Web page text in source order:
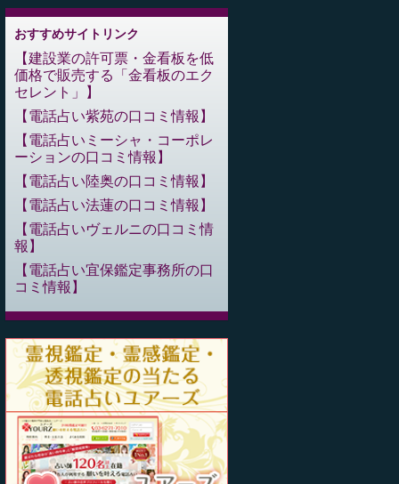
おすすめサイトリンク
建設業の許可票・金看板を低
価格で販売する「金看板のエク
セレント」
電話占い紫苑の口コミ情報
電話占いミーシャ・コーポレ
ーションの口コミ情報
電話占い陸奥の口コミ情報
電話占い法蓮の口コミ情報
電話占いヴェルニの口コミ情
報
電話占い宜保鑑定事務所の口
コミ情報